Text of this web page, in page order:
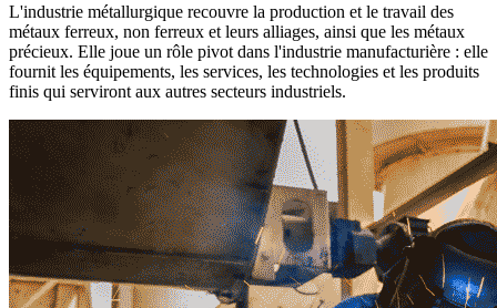
L'industrie métallurgique recouvre la production et le travail des
métaux ferreux, non ferreux et leurs alliages, ainsi que les métaux
précieux. Elle joue un rôle pivot dans l'industrie manufacturière : elle
fournit les équipements, les services, les technologies et les produits
finis qui serviront aux autres secteurs industriels.